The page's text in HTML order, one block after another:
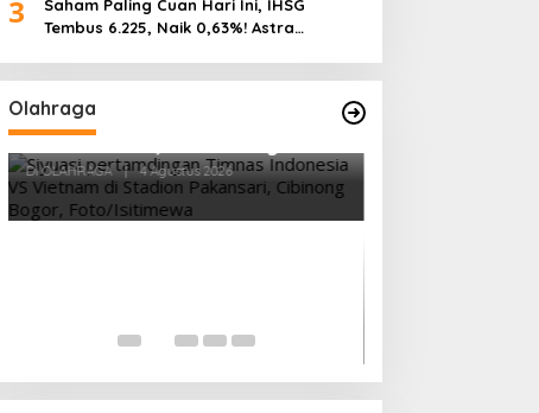
3
Saham Paling Cuan Hari Ini, IHSG
Tembus 6.225, Naik 0,63%! Astra
Olahraga
Vietnam Permalukan Indonesia 3-
Manfaatkan Laga Kandang
Di OLAHRAGA | 4 Agustus 2026